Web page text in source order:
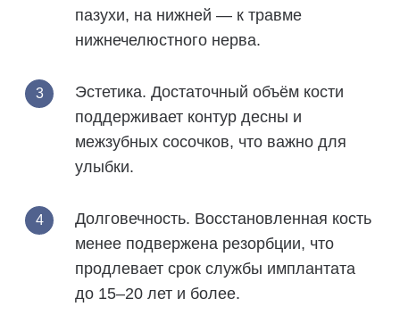
пазухи, на нижней — к травме
нижнечелюстного нерва.
Эстетика. Достаточный объём кости
поддерживает контур десны и
межзубных сосочков, что важно для
улыбки.
Долговечность. Восстановленная кость
менее подвержена резорбции, что
продлевает срок службы имплантата
до 15–20 лет и более.